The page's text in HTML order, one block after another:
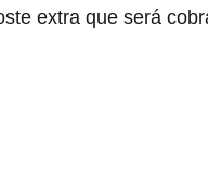
extra que será